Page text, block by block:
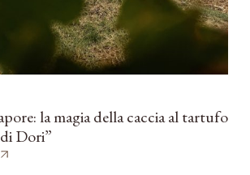
la magia della caccia al tartufo
Dori”